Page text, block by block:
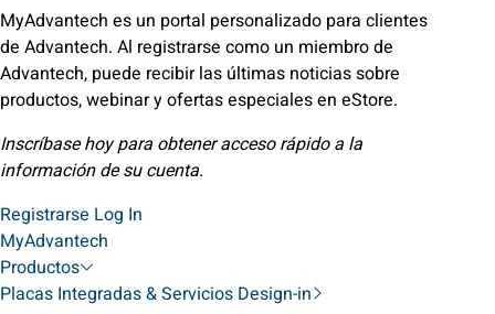
MyAdvantech es un portal personalizado para clientes
de Advantech. Al registrarse como un miembro de
Advantech, puede recibir las últimas noticias sobre
productos, webinar y ofertas especiales en eStore.
Inscríbase hoy para obtener acceso rápido a la
información de su cuenta.
Registrarse Log In
MyAdvantech
Productos
Placas Integradas & Servicios Design-in